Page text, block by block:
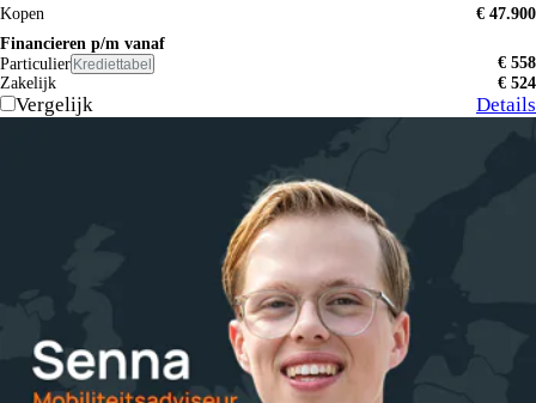
Kopen
€ 47.900
Financieren p/m vanaf
Particulier Krediettabel
€ 558
Zakelijk
€ 524
Vergelijk Details